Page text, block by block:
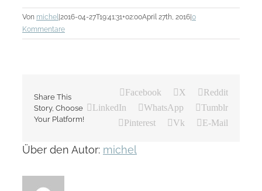
Von michel |2016-04-27T19:41:31+02:00April 27th, 2016|0
Kommentare
Share This
Story, Choose
Your Platform!
Facebook X
Reddit
LinkedIn
WhatsApp
Tumblr
Pinterest
Vk E-Mail
Über den Autor: michel